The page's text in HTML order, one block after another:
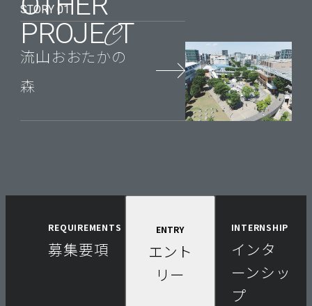
PROJECT
STORY 01
流山おおたかの
森
REQUIREMENTS
募集要項
REQUIREMENTS
ENTRY
エント
リー
INTERNSHIP
インタ
ーンシッ
プ